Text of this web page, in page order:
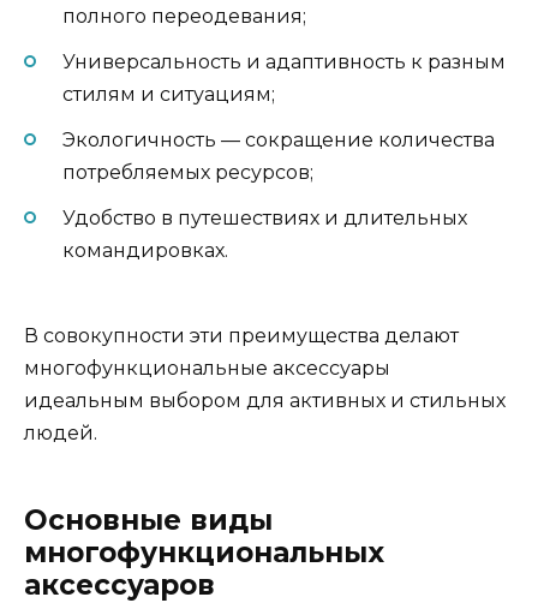
полного переодевания;
Универсальность и адаптивность к разным
стилям и ситуациям;
Экологичность — сокращение количества
потребляемых ресурсов;
Удобство в путешествиях и длительных
командировках.
В совокупности эти преимущества делают
многофункциональные аксессуары
идеальным выбором для активных и стильных
людей.
Основные виды
многофункциональных
аксессуаров